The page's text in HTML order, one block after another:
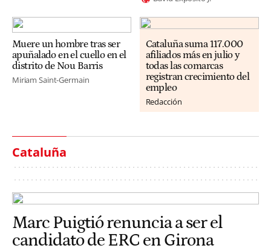
Muere un hombre tras ser
apuñalado en el cuello en el
distrito de Nou Barris
Miriam Saint-Germain
Cataluña suma 117.000
afiliados más en julio y
todas las comarcas
registran crecimiento del
empleo
Redacción
Cataluña
Marc Puigtió renuncia a ser el
candidato de ERC en Girona